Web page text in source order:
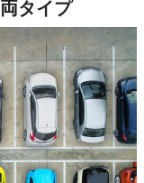
タイプ